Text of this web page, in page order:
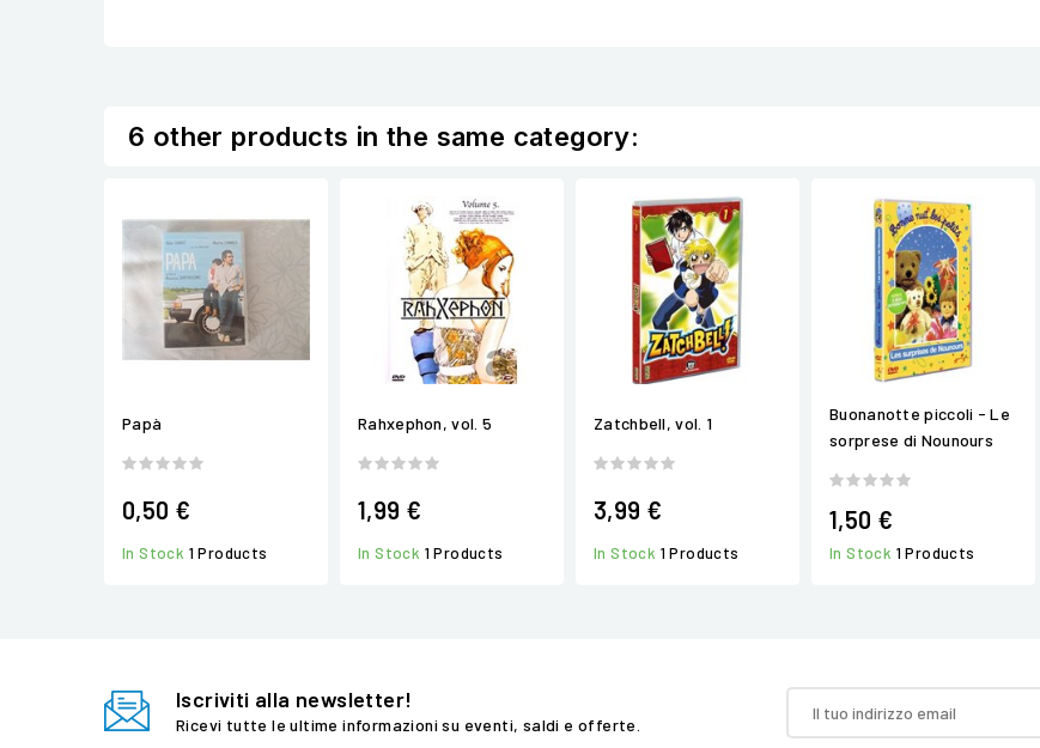
6 other products in the same category:
Papà
0,50 €
In Stock 1 Products
Rahxephon, vol. 5
1,99 €
In Stock 1 Products
Zatchbell, vol. 1
3,99 €
In Stock 1 Products
Buonanotte piccoli - Le
sorprese di Nounours
1,50 €
In Stock 1 Products
Iscriviti alla newsletter!
Ricevi tutte le ultime informazioni su eventi, saldi e offerte.